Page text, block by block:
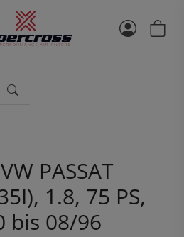
PASSAT
1.8, 75 PS,
bis 08/96